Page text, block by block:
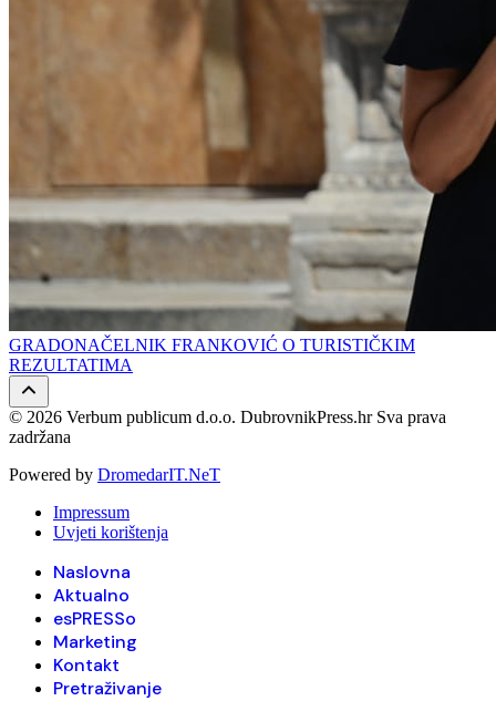
GRADONAČELNIK FRANKOVIĆ O TURISTIČKIM
REZULTATIMA
© 2026 Verbum publicum d.o.o. DubrovnikPress.hr Sva prava
zadržana
Powered by DromedarIT.NeT
Impressum
Uvjeti korištenja
Naslovna
Aktualno
esPRESSo
Marketing
Kontakt
Pretraživanje